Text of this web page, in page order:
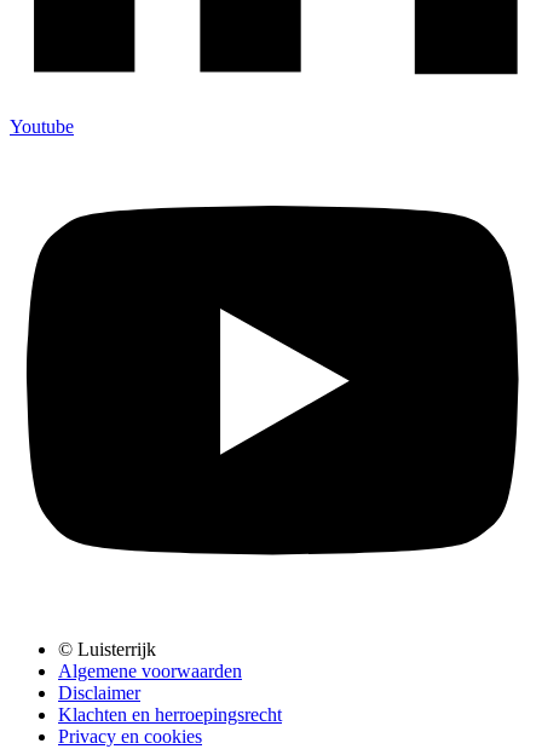
Youtube
© Luisterrijk
Algemene voorwaarden
Disclaimer
Klachten en herroepingsrecht
Privacy en cookies